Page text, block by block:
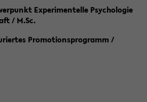
Experimentelle Psychologie
/ M.Sc.
Promotionsprogramm /